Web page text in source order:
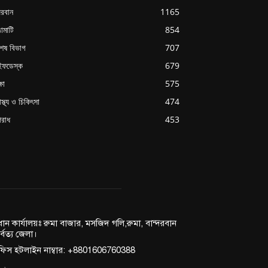
1165
854
বিভাগ
707
679
575
ও চিকিৎসা
474
453
কার্যালয়ঃ রুমা বাজার, মসজিদ গলি,রুমা, বান্দরবান
জেলা।
হটলাইন নাম্বার: +8801606760388